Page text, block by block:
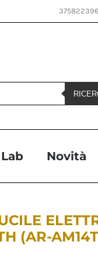
Novità
(AR-